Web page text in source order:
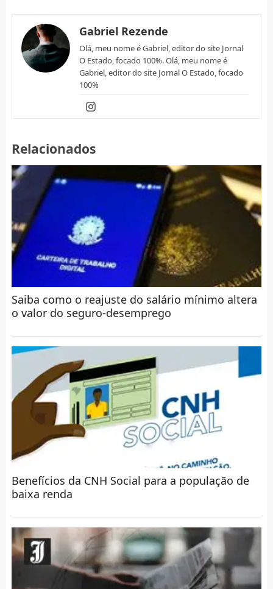
Gabriel Rezende
Olá, meu nome é Gabriel, editor do site Jornal
O Estado, focado 100%. Olá, meu nome é
Gabriel, editor do site Jornal O Estado, focado
100%
Relacionados
Saiba como o reajuste do salário mínimo altera
o valor do seguro-desemprego
Benefícios da CNH Social para a população de
baixa renda